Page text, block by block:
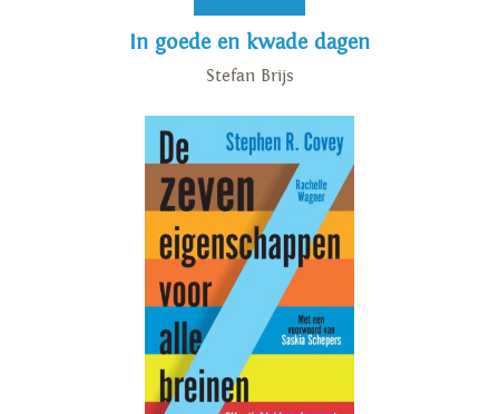
In goede en kwade dagen
Stefan Brijs